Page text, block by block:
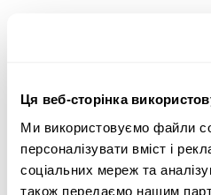
Ця веб-сторінка
Ми використовуємо файли
персоналізувати вміст і
соціальних мереж та
також передаємо нашим
Широкий асортимент
будівництво,транспорт,
лісове господарствота
Скористайтеся критеріями
збоку сторінки, щоб знайти